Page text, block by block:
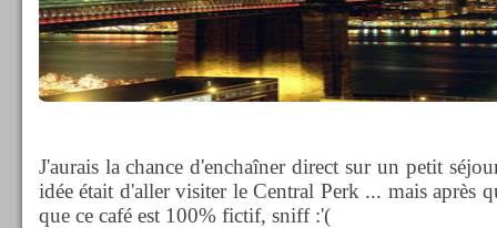
J'aurais la chance d'enchaîner direct sur un petit
idée était d'aller visiter le Central Perk ... mais après
que ce café est 100% fictif, sniff :'(